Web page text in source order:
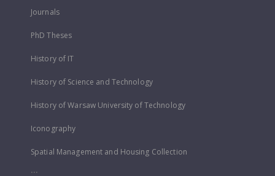
Journals
PhD Theses
History of IT
History of Science and Technology
History of Warsaw University of Technology
Iconography
Spatial Management and Housing Collection
...